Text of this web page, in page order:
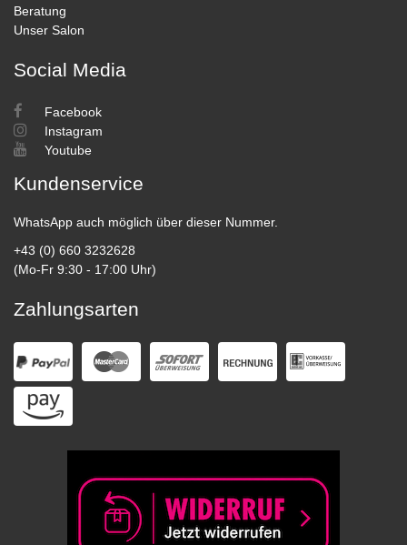
Beratung
Unser Salon
Social Media
Facebook
Instagram
Youtube
Kundenservice
WhatsApp auch möglich über dieser Nummer.
+43 (0) 660 3232628
(Mo-Fr 9:30 - 17:00 Uhr)
Zahlungsarten